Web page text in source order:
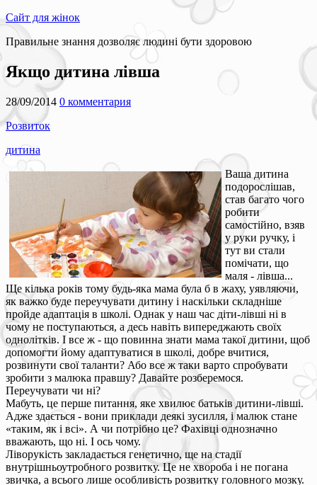
Сайт для жінок
Правильне знання дозволяє людині бути здоровою
Якщо дитина лівша
28/09/2014 0 комментария
Розвиток
дитина
Ваша дитина
подорослішав,
став багато чого
робити
самостійно, взяв
у руки ручку, і
тут ви стали
помічати, що
маля - лівша...
Ще кілька років тому будь-яка мама була б в жаху, уявляючи,
як важко буде переучувати дитину і наскільки складніше
пройде адаптація в школі. Однак у наш час діти-лівші ні в
чому не поступаються, а десь навіть випереджають своїх
однолітків. І все ж - що повинна знати мама такої дитини, щоб
допомогти йому адаптуватися в школі, добре вчитися,
розвинути свої таланти? Або все ж таки варто спробувати
зробити з малюка правшу? Давайте розберемося.
Переучувати чи ні?
Мабуть, це перше питання, яке хвилює батьків дитини-лівші.
Адже здається - вони приклади деякі зусилля, і малюк стане
«таким, як і всі». А чи потрібно це? Фахівці однозначно
вважають, що ні. І ось чому.
Ліворукість закладається генетично, ще на стадії
внутрішньоутробного розвитку. Це не хвороба і не погана
звичка, а всього лише особливість розвитку головного мозку.